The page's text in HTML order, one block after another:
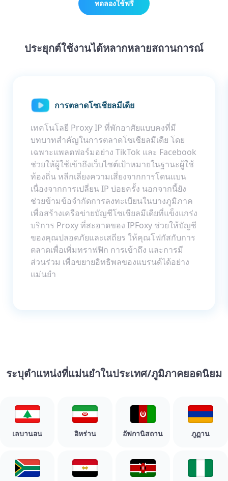
ทดลองใช้ฟรี
ประยุกต์ใช้งานได้หลากหลายสถานการณ์
การตลาดโซเชียลมีเดีย
เทคโนโลยี Proxy IP ที่พักอาศัยแบบคงที่มี
บทบาทสำคัญในการตลาดโซเชียลมีเดีย โดย
เฉพาะแพลตฟอร์มอย่าง TikTok และ Facebook
ช่วยให้ผู้ใช้เข้าถึงเว็บไซต์เป้าหมายในฐานะผู้ใช้
ท้องถิ่น หลีกเลี่ยงความเสี่ยงจากการโดนแบน
เนื่องจากการเปลี่ยน IP บ่อยครั้ง นอกจากนี้ยัง
ช่วยข้ามข้อจำกัดการลงทะเบียนในบางภูมิภาค
เพื่อสร้างเครือข่ายบัญชีโซเชียลมีเดียที่แข็งแกร่ง
บริการ Proxy ที่สะอาดของ IPFoxy ช่วยให้บัญชี
ของคุณปลอดภัยและเสถียร ให้คุณโฟกัสกับการ
ตลาดเพื่อเพิ่มทราฟฟิก การเข้าถึง และการมี
ส่วนร่วม เพื่อขยายอิทธิพลของแบรนด์ได้อย่าง
แม่นยำ
ระบุตำแหน่งที่แม่นยำในประเทศ/ภูมิภาคยอดนิยม
เลบานอน อิหร่าน อัฟกานิสถาน ภูฏาน